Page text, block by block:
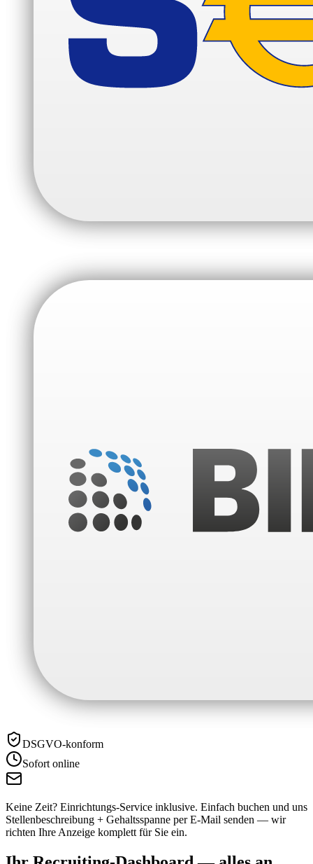
DSGVO-konform
Sofort online
Keine Zeit? Einrichtungs-Service inklusive. Einfach buchen und uns
Stellenbeschreibung + Gehaltsspanne per E-Mail senden — wir
richten Ihre Anzeige komplett für Sie ein.